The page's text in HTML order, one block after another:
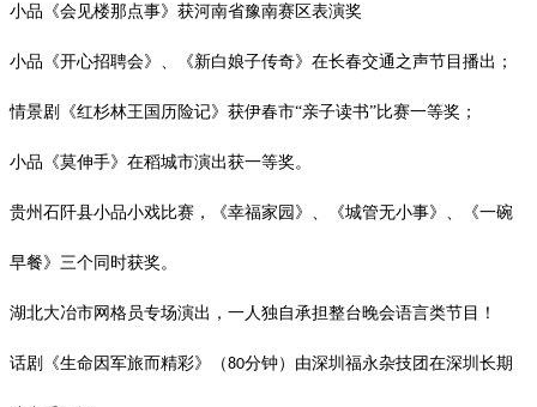
小品《会见楼那点事》获河南省豫南赛区表演奖
小品《开心招聘会》、《新白娘子传奇》在长春交通之声节目播出；
情景剧《红杉林王国历险记》获伊春市“亲子读书”比赛一等奖；
小品《莫伸手》在稻城市演出获一等奖。
贵州石阡县小品小戏比赛，《幸福家园》、《城管无小事》、《一碗
早餐》三个同时获奖。
湖北大冶市网格员专场演出，一人独自承担整台晚会语言类节目！
话剧《生命因军旅而精彩》（80分钟）由深圳福永杂技团在深圳长期